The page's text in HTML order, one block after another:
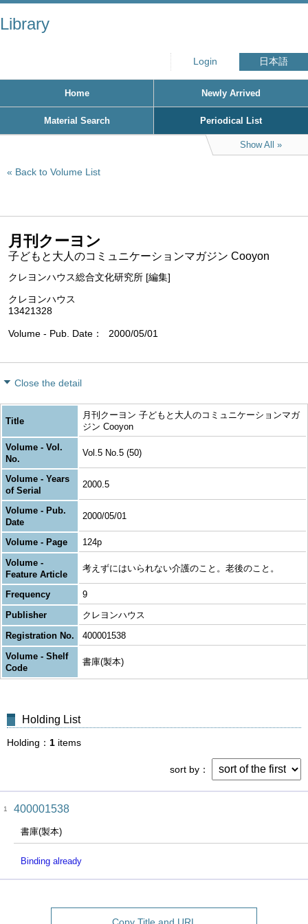
Library
Login 日本語
Home Newly Arrived
Material Search Periodical List
Show All
Back to Volume List
月刊クーヨン
子どもと大人のコミュニケーションマガジン Cooyon
クレヨンハウス総合文化研究所 [編集]
クレヨンハウス
13421328
Volume - Pub. Date 2000/05/01
Close the detail
Title
月刊クーヨン 子どもと大人のコミュニケーションマガ
ジン Cooyon
Volume - Vol.
No.
Vol.5 No.5 (50)
Volume - Years
of Serial
2000.5
Volume - Pub.
Date
2000/05/01
Volume - Page
124p
Volume -
Feature Article
考えずにはいられない介護のこと。老後のこと。
Frequency
9
Publisher
クレヨンハウス
Registration No.
400001538
Volume - Shelf
Code
書庫(製本)
Holding List
Holding 1 items
sort by
1 400001538
書庫(製本)
Binding already